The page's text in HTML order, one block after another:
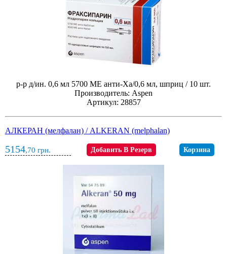
р-р д/ин. 0,6 мл 5700 МЕ анти-Xа/0,6 мл, шприц / 10 шт.
Производитель: Aspen
Артикул: 28857
АЛКЕРАН (мелфалан) / ALKERAN (melphalan)
5154,70 грн. Добавить В Резерв Корзина